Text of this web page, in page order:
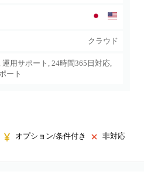
クラウド
用サポート, 24時間365日対応,
ート
オプション/条件付き 非対応